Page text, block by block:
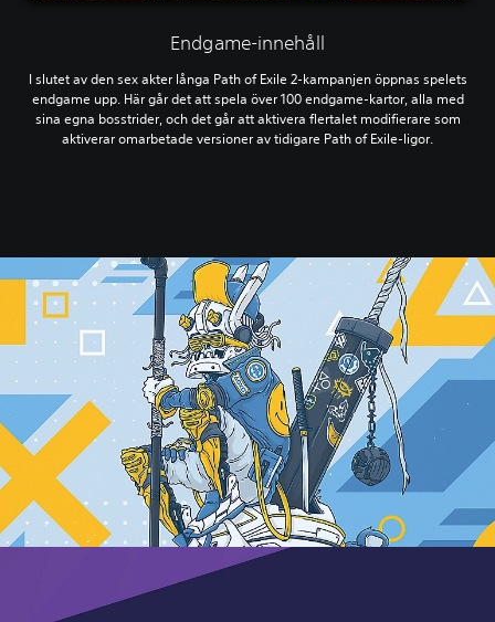
Endgame-innehåll
I slutet av den sex akter långa Path of Exile 2-kampanjen öppnas spelets
endgame upp. Här går det att spela över 100 endgame-kartor, alla med
sina egna bosstrider, och det går att aktivera flertalet modifierare som
aktiverar omarbetade versioner av tidigare Path of Exile-ligor.